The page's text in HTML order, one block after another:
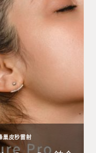
巢皮秒雷射